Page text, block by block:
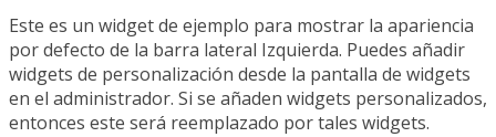
Este es un widget de ejemplo para mostrar la apariencia
por defecto de la barra lateral Izquierda. Puedes añadir
widgets de personalización desde la pantalla de widgets
en el administrador. Si se añaden widgets personalizados,
entonces este será reemplazado por tales widgets.